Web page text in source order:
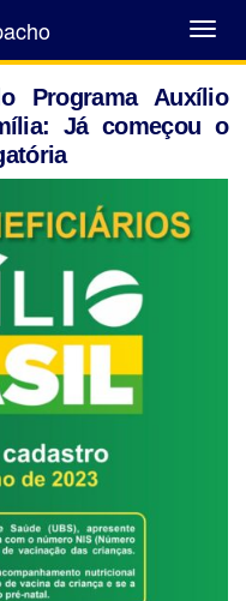
Abrir
Menu
Programa Auxílio
Já começou o